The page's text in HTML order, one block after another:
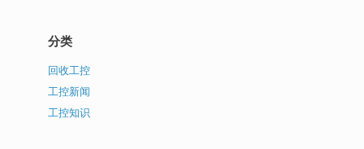
分类
回收工控
工控新闻
工控知识